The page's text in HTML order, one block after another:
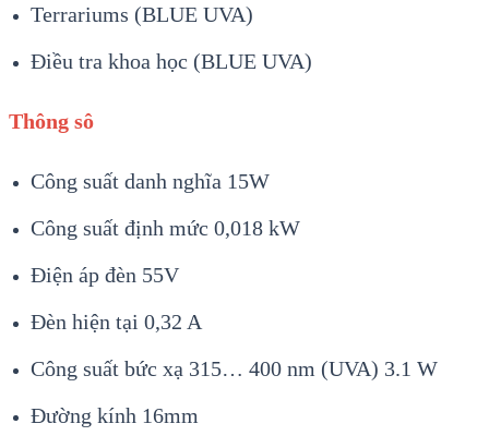
Terrariums (BLUE UVA)
Điều tra khoa học (BLUE UVA)
Thông sô
Công suất danh nghĩa 15W
Công suất định mức 0,018 kW
Điện áp đèn 55V
Đèn hiện tại 0,32 A
Công suất bức xạ 315… 400 nm (UVA) 3.1 W
Đường kính 16mm